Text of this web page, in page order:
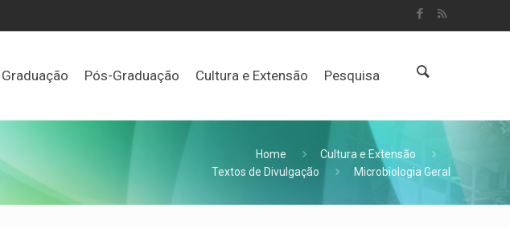
Graduação Pós-Graduação Cultura e Extensão Pesquisa
Home
Cultura e Extensão
Textos de Divulgação
Microbiologia Geral